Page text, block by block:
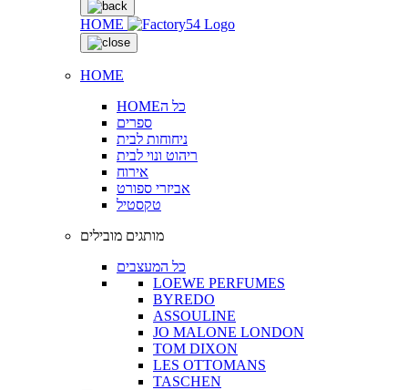
HOME
HOME
HOMEכל ה
ספרים
ניחוחות לבית
ריהוט ונוי לבית
אירוח
אביזרי ספורט
טקסטיל
מותגים מובילים
כל המעצבים
LOEWE PERFUMES
BYREDO
ASSOULINE
JO MALONE LONDON
TOM DIXON
LES OTTOMANS
TASCHEN